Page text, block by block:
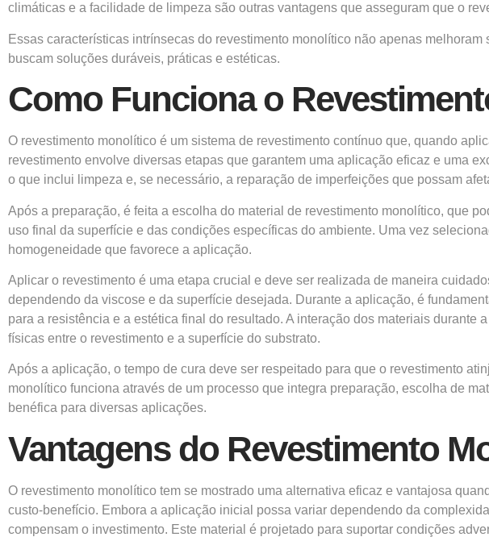
climáticas e a facilidade de limpeza são outras vantagens que asseguram que o
Essas características intrínsecas do revestimento monolítico não apenas
buscam soluções duráveis, práticas e estéticas.
Como Funciona o
O revestimento monolítico é um sistema de revestimento contínuo que, quando
revestimento envolve diversas etapas que garantem uma aplicação eficaz e uma
o que inclui limpeza e, se necessário, a reparação de imperfeições que possam
Após a preparação, é feita a escolha do material de revestimento monolítico, que
uso final da superfície e das condições específicas do ambiente. Uma vez
homogeneidade que favorece a aplicação.
Aplicar o revestimento é uma etapa crucial e deve ser realizada de maneira
dependendo da viscose e da superfície desejada. Durante a aplicação, é
para a resistência e a estética final do resultado. A interação dos materiais
físicas entre o revestimento e a superfície do substrato.
Após a aplicação, o tempo de cura deve ser respeitado para que o revestimento
monolítico funciona através de um processo que integra preparação, escolha de
benéfica para diversas aplicações.
Vantagens do Revestimento
O revestimento monolítico tem se mostrado uma alternativa eficaz e vantajosa
custo-benefício. Embora a aplicação inicial possa variar dependendo da
compensam o investimento. Este material é projetado para suportar condições